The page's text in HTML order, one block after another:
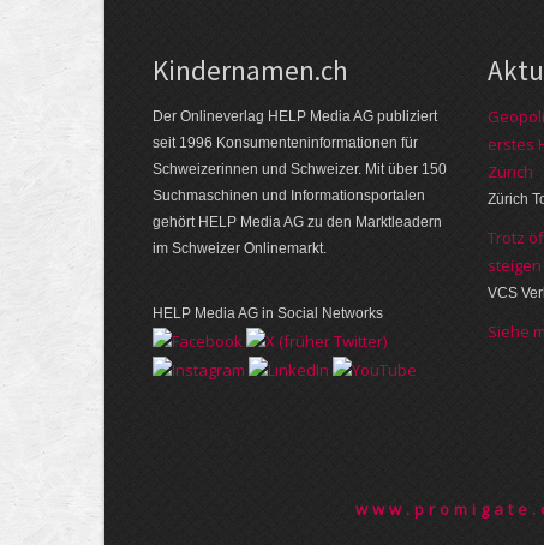
Kindernamen.ch
Der Onlineverlag HELP Media AG publiziert
seit 1996 Konsumenten­informationen für
Schweizerinnen und Schweizer. Mit über 150
Suchmaschinen und Informations­portalen
gehört HELP Media AG zu den Marktleadern
im Schweizer Onlinemarkt.
HELP Media AG in Social Networks
erstes
Zürich
Zürich
Trotz
VCS
Siehe